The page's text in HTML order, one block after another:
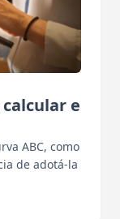
calcular e
ABC, como
de adotá-la